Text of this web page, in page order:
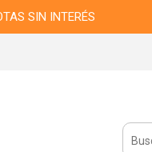
SIN INTERÉS